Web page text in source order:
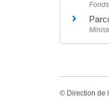
© Direction de